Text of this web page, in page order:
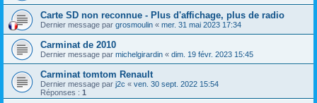
Carte SD non reconnue - Plus d'affichage, plus de radio
Dernier message par grosmoulin « mer. 31 mai 2023 17:34
Carminat de 2010
Dernier message par michelgirardin « dim. 19 févr. 2023 15:45
Carminat tomtom Renault
Dernier message par j2c « ven. 30 sept. 2022 15:54
Réponses : 1